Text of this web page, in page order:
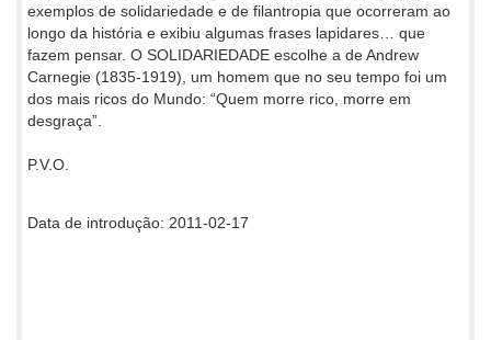
exemplos de solidariedade e de filantropia que ocorreram ao
longo da história e exibiu algumas frases lapidares… que
fazem pensar. O SOLIDARIEDADE escolhe a de Andrew
Carnegie (1835-1919), um homem que no seu tempo foi um
dos mais ricos do Mundo: “Quem morre rico, morre em
desgraça”.
P.V.O.
Data de introdução: 2011-02-17